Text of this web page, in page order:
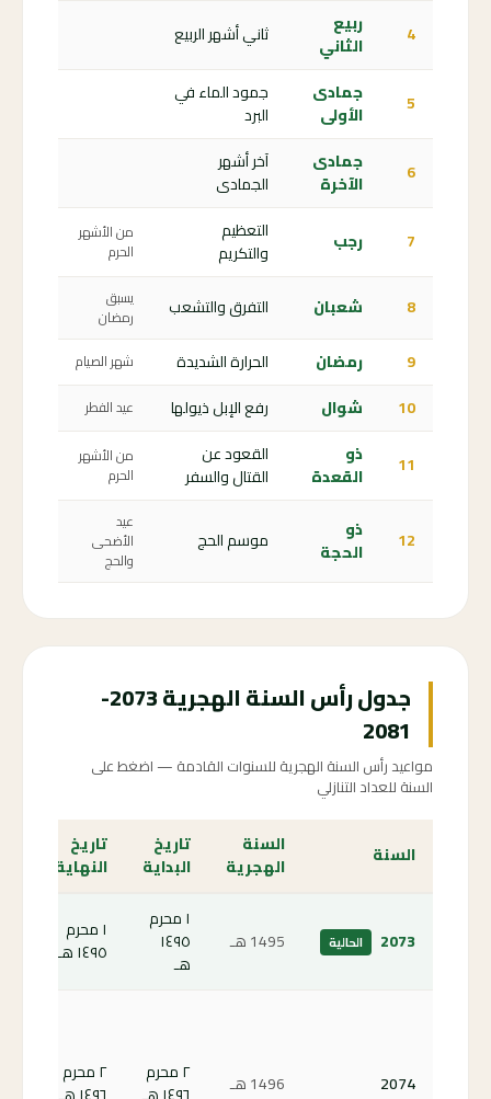
4
ربيع
الثاني
ثاني أشهر الربيع
5
جمادى
الأولى
جمود الماء في
البرد
6
جمادى
الآخرة
آخر أشهر
الجمادى
7
رجب
التعظيم
والتكريم
من الأشهر
الحرم
8 شعبان التفرق والتشعب يسبق
رمضان
9 رمضان الحرارة الشديدة شهر الصيام
10 شوال رفع الإبل ذيولها عيد الفطر
11
ذو
القعدة
القعود عن
القتال والسفر
من الأشهر
الحرم
12
ذو
الحجة
موسم الحج
عيد
الأضحى
والحج
جدول رأس السنة الهجرية 2073-
2081
مواعيد رأس السنة الهجرية للسنوات القادمة — اضغط على
السنة للعداد التنازلي
السنة
السنة
الهجرية
تاريخ
البداية
تاريخ
النهاية
2073 الحالية 1495 هـ
١ محرم
١٤٩٥
هـ
١ محرم
١٤٩٥ هـ
2074 1496 هـ
٢ محرم
٢ محرم